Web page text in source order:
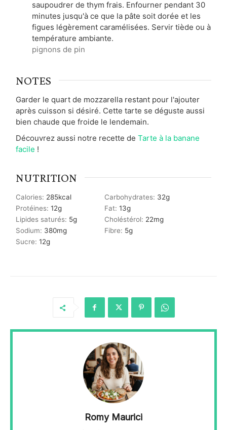
saupoudrer de thym frais. Enfourner pendant 30
minutes jusqu'à ce que la pâte soit dorée et les
figues légèrement caramélisées. Servir tiède ou à
température ambiante.
pignons de pin
NOTES
Garder le quart de mozzarella restant pour l'ajouter
après cuisson si désiré. Cette tarte se déguste aussi
bien chaude que froide le lendemain.
Découvrez aussi notre recette de Tarte à la banane
facile !
NUTRITION
Calories: 285kcal Carbohydrates: 32g
Protéines: 12g Fat: 13g
Lipides saturés: 5g Choléstérol: 22mg
Sodium: 380mg Fibre: 5g
Sucre: 12g
Romy Maurici